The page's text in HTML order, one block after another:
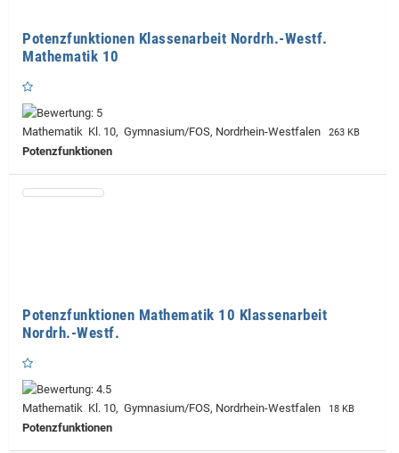
Potenzfunktionen Klassenarbeit Nordrh.-Westf.
Mathematik 10
Mathematik Kl. 10, Gymnasium/FOS, Nordrhein-Westfalen 263 KB
Potenzfunktionen
Potenzfunktionen Mathematik 10 Klassenarbeit
Nordrh.-Westf.
Mathematik Kl. 10, Gymnasium/FOS, Nordrhein-Westfalen 18 KB
Potenzfunktionen